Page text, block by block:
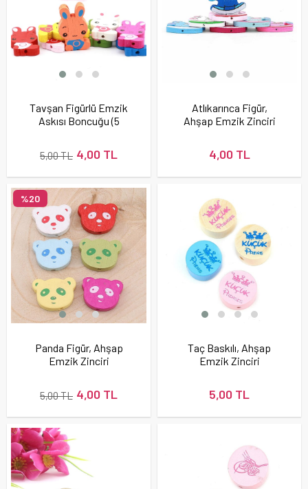
Tavşan Figürlü Emzik
Askısı Boncuğu (5
4,00 TL
5,00 TL
Atlıkarınca Figür,
Ahşap Emzik Zinciri
4,00 TL
Panda Figür, Ahşap
Emzik Zinciri
4,00 TL
5,00 TL
%20
Taç Baskılı, Ahşap
Emzik Zinciri
5,00 TL